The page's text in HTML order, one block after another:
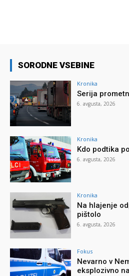
SORODNE VSEBINE
Kronika
Serija
6. avgusta, 2026
Kronika
Kdo podtika
6. avgusta, 2026
Kronika
Na hlajenje
pištolo
6. avgusta, 2026
Fokus
Nevarno v
eksplozivno